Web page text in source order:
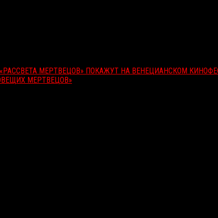
МЕРТВЕЦОВ» ПОКАЖУТ НА ВЕНЕЦИАНСКОМ
МЕРТВЕЦОВ»